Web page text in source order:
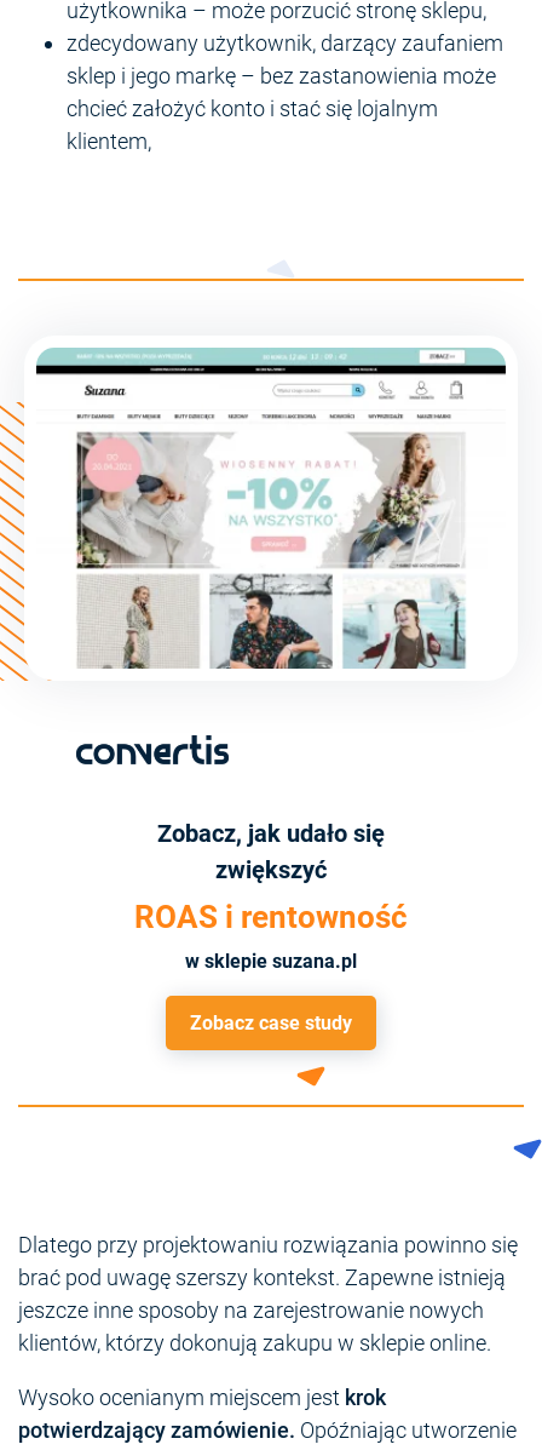
użytkownika – może porzucić stronę sklepu,
zdecydowany użytkownik, darzący zaufaniem
sklep i jego markę – bez zastanowienia może
chcieć założyć konto i stać się lojalnym
klientem,
Zobacz, jak udało się
zwiększyć
ROAS i rentowność
w sklepie suzana.pl
Zobacz case study
Dlatego przy projektowaniu rozwiązania powinno się
brać pod uwagę szerszy kontekst. Zapewne istnieją
jeszcze inne sposoby na zarejestrowanie nowych
klientów, którzy dokonują zakupu w sklepie online.
Wysoko ocenianym miejscem jest krok
potwierdzający zamówienie. Opóźniając utworzenie